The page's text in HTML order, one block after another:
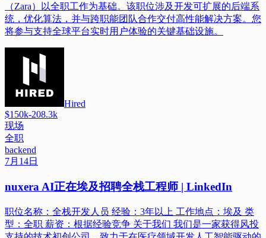
（Zara）以全职工作为基础。该职位涉及开发可扩展的后端系
统，优化算法，并与跨职能团队合作交付高性能解决方案。您
将参与支持全球平台实时用户体验的关键基础设施。
Hired
$150k-208.3k
现场
全职
backend
7月14日
nuxera AI正在埃及招聘全栈工程师 | LinkedIn
职位名称：全栈开发人员 经验：3年以上 工作地点：埃及 类
型：全职 薪资：根据经验竞争 关于我们 我们是一家获得风投